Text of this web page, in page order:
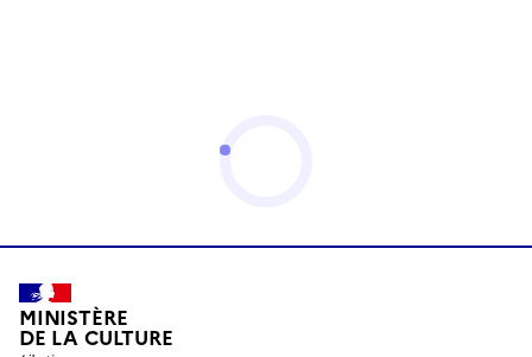
MINISTÈRE
DE LA CULTURE